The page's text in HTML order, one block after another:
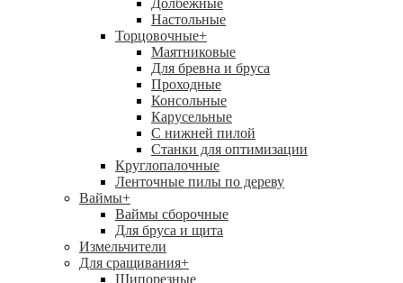
Долбежные
Настольные
Торцовочные+
Маятниковые
Для бревна и бруса
Проходные
Консольные
Карусельные
С нижней пилой
Станки для оптимизации
Круглопалочные
Ленточные пилы по дереву
Ваймы+
Ваймы сборочные
Для бруса и щита
Измельчители
Для сращивания+
Шипорезные